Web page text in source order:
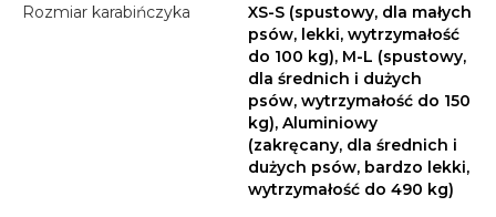
Rozmiar karabińczyka
XS-S (spustowy, dla małych
psów, lekki, wytrzymałość
do 100 kg), M-L (spustowy,
dla średnich i dużych
psów, wytrzymałość do 150
kg), Aluminiowy
(zakręcany, dla średnich i
dużych psów, bardzo lekki,
wytrzymałość do 490 kg)